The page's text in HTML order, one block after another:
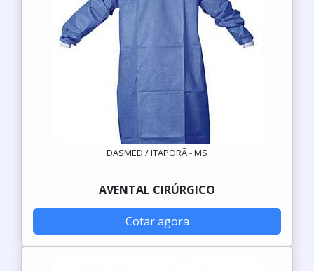
DASMED / ITAPORÃ - MS
AVENTAL CIRÚRGICO
Cotar agora